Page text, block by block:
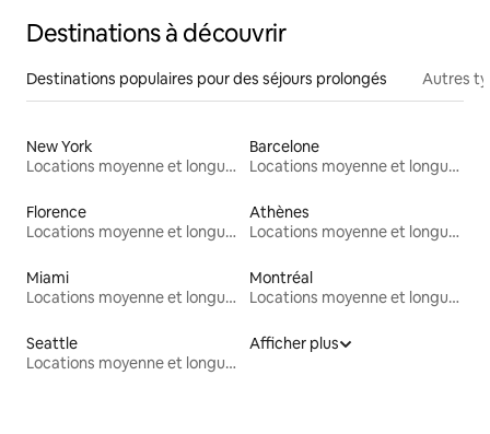
Destinations à découvrir
Destinations populaires pour des séjours prolongés Autres
New York
Locations moyenne et longue durée
Barcelone
Locations moyenne et longue durée
Florence
Locations moyenne et longue durée
Athènes
Locations moyenne et longue durée
Miami
Locations moyenne et longue durée
Montréal
Locations moyenne et longue durée
Seattle
Locations moyenne et longue durée
Afficher plus